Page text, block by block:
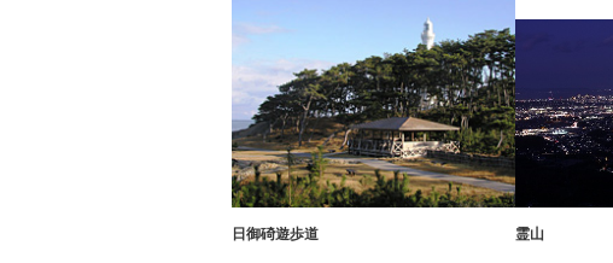
日御碕遊歩道 霊山